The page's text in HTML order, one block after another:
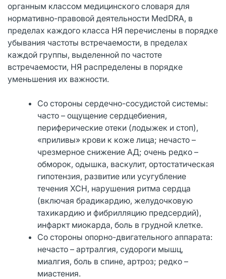
органным классом медицинского словаря для
нормативно-правовой деятельности MedDRA, в
пределах каждого класса НЯ перечислены в порядке
убывания частоты встречаемости, в пределах
каждой группы, выделенной по частоте
встречаемости, НЯ распределены в порядке
уменьшения их важности.
Со стороны сердечно-сосудистой системы:
часто – ощущение сердцебиения,
периферические отеки (лодыжек и стоп),
«приливы» крови к коже лица; нечасто –
чрезмерное снижение АД; очень редко –
обморок, одышка, васкулит, ортостатическая
гипотензия, развитие или усугубление
течения ХСН, нарушения ритма сердца
(включая брадикардию, желудочковую
тахикардию и фибрилляцию предсердий),
инфаркт миокарда, боль в грудной клетке.
Со стороны опорно-двигательного аппарата:
нечасто – артралгия, судороги мышц,
миалгия, боль в спине, артроз; редко –
миастения.